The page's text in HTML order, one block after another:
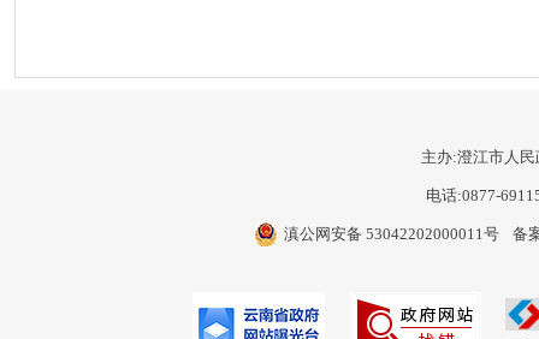
主办:澄江市人民
电话:0877-
滇公网安备 53042202000011号 备